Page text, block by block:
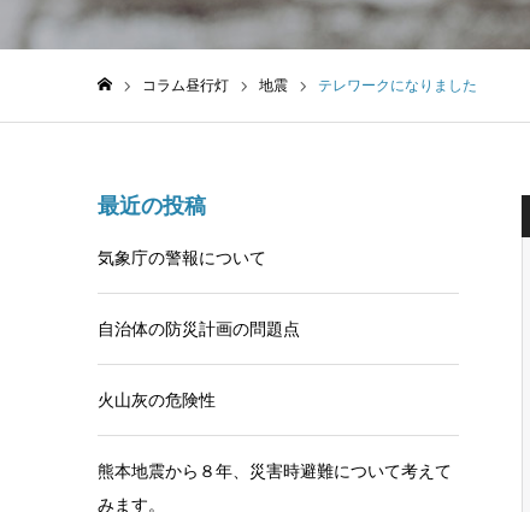
コラム昼行灯 地震 テレワークになりました
最近の投稿
気象庁の警報について
自治体の防災計画の問題点
火山灰の危険性
熊本地震から８年、災害時避難について考えて
みます。